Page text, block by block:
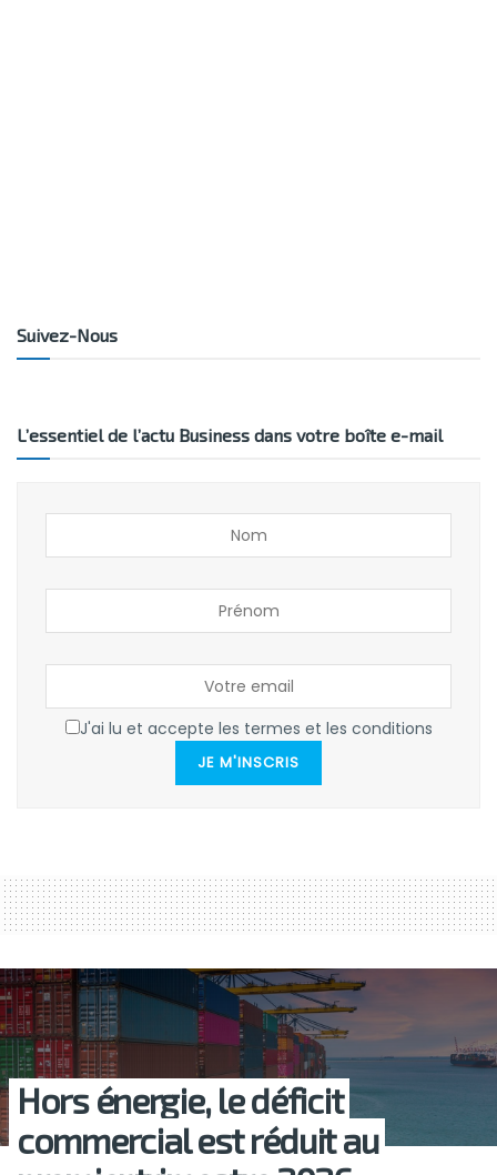
Suivez-Nous
L’essentiel de l’actu Business dans votre boîte e-mail
J'ai lu et accepte les termes et les conditions
JE M'INSCRIS
Hors énergie, le déficit
commercial est réduit au